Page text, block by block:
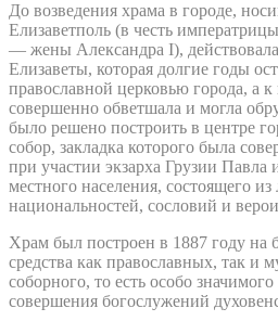
До возведения храма в городе,
Елизаветполь (в честь
— жены Александра I), действовала
Елизаветы, которая долгие годы
православной церковью города, а
совершенно обветшала и могла
было решено построить в центре
собор, закладка которого была
при участии экзарха Грузии
местного населения, состоящего
национальностей, сословий и
Храм был построен в 1887 году на
средства как православных, так и
соборного, то есть особо
совершения богослужений